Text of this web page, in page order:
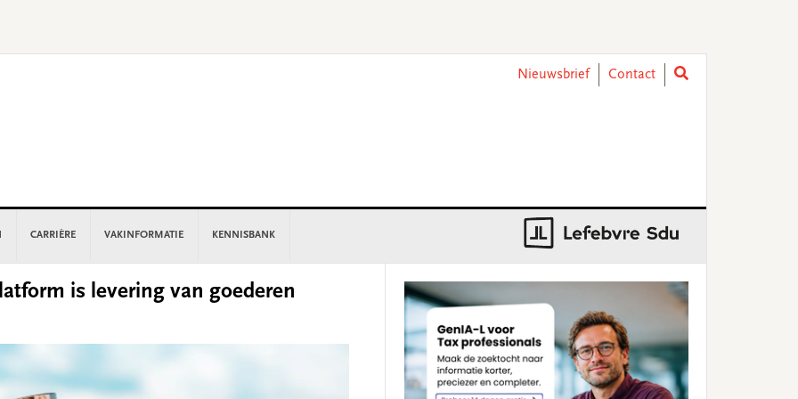
Nieuwsbrief
Contact
CARRIÈRE VAKINFORMATIE KENNISBANK
is levering van goederen
Sidebar